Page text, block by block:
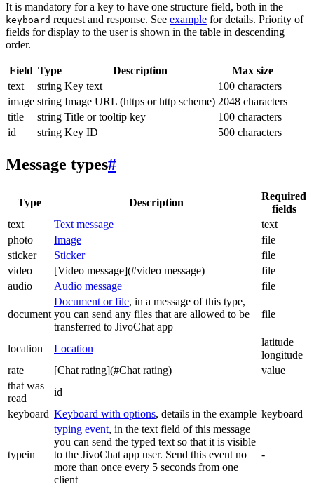
It is mandatory for a key to have one structure field, both in the
keyboard request and response. See example for details. Priority of
fields for display to the user is shown in the table in descending
order.
Field Type Description
Max size
text
string Key text
100 characters
image string Image URL (https or http scheme) 2048 characters
title
string Title or tooltip key
100 characters
id
string Key ID 500 characters
Message types#
Type Description
Required
fields
text
Text message
text
photo
Image
file
sticker
Sticker
file
video
[Video message](#video message)
file
audio
Audio message file
document
Document or file, in a message of this type,
you can send any files that are allowed to be
transferred to JivoChat app
file
location Location
latitude
longitude
rate
[Chat rating](#Chat rating)
value
that was
read
id
keyboard Keyboard with options, details in the example keyboard
typein
typing event, in the text field of this message
you can send the typed text so that it is visible
to the JivoChat app user. Send this event no
more than once every 5 seconds from one
client
-